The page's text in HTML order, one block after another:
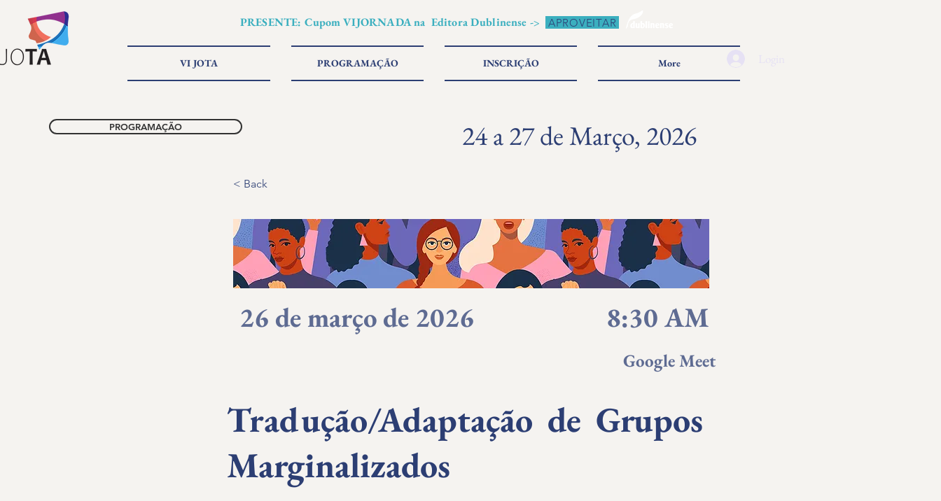
PRESENTE: Cupom VIJORNADA na Editora Dublinense -> APROVEITAR
VI JOTA PROGRAMAÇÃO INSCRIÇÃO More
PROGRAMAÇÃO 24 a 27 de Março, 2026
< Back
26 de março de 2026 8:30 AM
Google Meet
Tradução/Adaptação de Grupos
Marginalizados